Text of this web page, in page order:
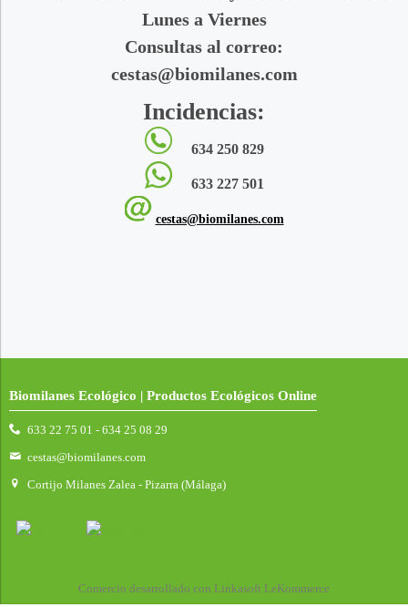
Lunes a Viernes
Consultas al correo:
cestas@biomilanes.com
Incidencias:
634 250 829
633 227 501
cestas@biomilanes.com
Biomilanes Ecológico | Productos Ecológicos Online
633 22 75 01 - 634 25 08 29
cestas@biomilanes.com
Cortijo Milanes Zalea - Pizarra (Málaga)
Comercio desarrollado con Linkasoft LeKommerce